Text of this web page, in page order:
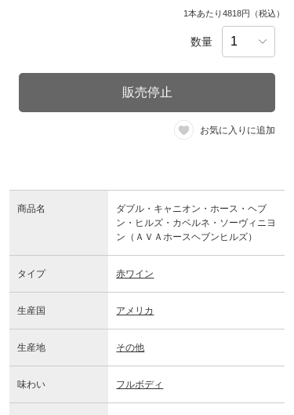
1本あたり4818円（税込）
数量
販売停止
お気に入りに追加
商品名
ダブル・キャニオン・ホース・ヘブ
ン・ヒルズ・カベルネ・ソーヴィニヨ
ン（ＡＶＡホースヘブンヒルズ）
タイプ 赤ワイン
生産国 アメリカ
生産地 その他
味わい フルボディ